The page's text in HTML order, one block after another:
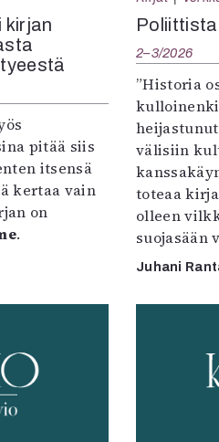
kirjan
pitää siis
itsensä
kertaa vain
on
.
2–3/2026
”Historia
heijastunut
välisiin
toteaa
olleen
suojasään
Juhani